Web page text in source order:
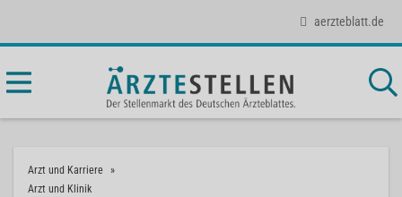
aerzteblatt.de
Arzt und Karriere
Arzt und Klinik